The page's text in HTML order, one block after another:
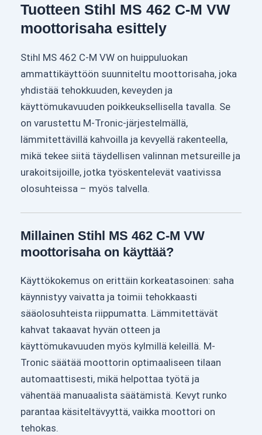
Tuotteen Stihl MS 462 C-M VW
moottorisaha esittely
Stihl MS 462 C-M VW on huippuluokan
ammattikäyttöön suunniteltu moottorisaha, joka
yhdistää tehokkuuden, keveyden ja
käyttömukavuuden poikkeuksellisella tavalla. Se
on varustettu M-Tronic-järjestelmällä,
lämmitettävillä kahvoilla ja kevyellä rakenteella,
mikä tekee siitä täydellisen valinnan metsureille ja
urakoitsijoille, jotka työskentelevät vaativissa
olosuhteissa – myös talvella.
Millainen Stihl MS 462 C-M VW
moottorisaha on käyttää?
Käyttökokemus on erittäin korkeatasoinen: saha
käynnistyy vaivatta ja toimii tehokkaasti
sääolosuhteista riippumatta. Lämmitettävät
kahvat takaavat hyvän otteen ja
käyttömukavuuden myös kylmillä keleillä. M-
Tronic säätää moottorin optimaaliseen tilaan
automaattisesti, mikä helpottaa työtä ja
vähentää manuaalista säätämistä. Kevyt runko
parantaa käsiteltävyyttä, vaikka moottori on
tehokas.